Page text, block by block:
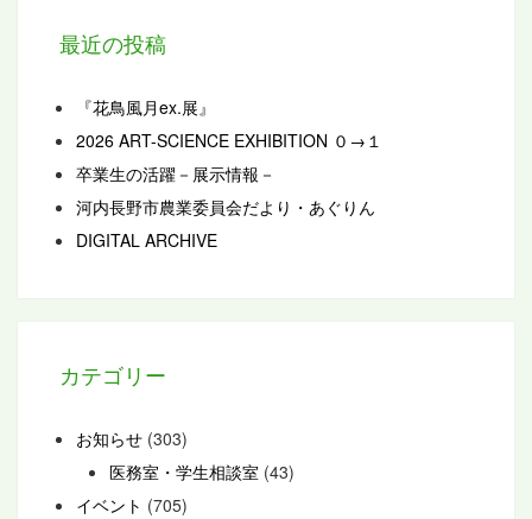
最近の投稿
『花鳥風月ex.展』
2026 ART-SCIENCE EXHIBITION ０→１
卒業生の活躍－展示情報－
河内長野市農業委員会だより・あぐりん
DIGITAL ARCHIVE
カテゴリー
お知らせ (303)
医務室・学生相談室 (43)
イベント (705)